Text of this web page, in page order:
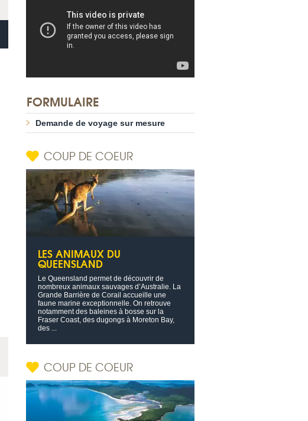
FORMULAIRE
Demande de voyage sur mesure
COUP DE COEUR
LES ANIMAUX DU
QUEENSLAND
Le Queensland permet de découvrir de
nombreux animaux sauvages d’Australie. La
Grande Barrière de Corail accueille une
faune marine exceptionnelle. On retrouve
notamment des baleines à bosse sur la
Fraser Coast, des dugongs à Moreton Bay,
des ...
COUP DE COEUR